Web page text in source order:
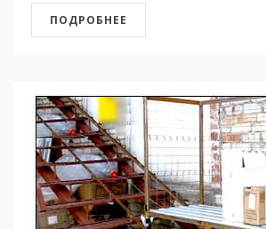
ПОДРОБНЕЕ